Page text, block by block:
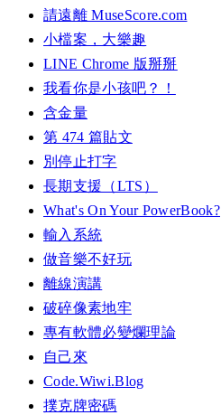
請遠離 MuseScore.com
小檔案，大樂趣
LINE Chrome 版掰掰
我看你是小孩吧？！
含金量
第 474 篇貼文
別停止打字
長期支援（LTS）
What's On Your PowerBook?
輸入系統
做音樂不好玩
離線演講
破碎像素地牢
專有軟體必變爛理論
自己來
Code.Wiwi.Blog
撲克牌密碼